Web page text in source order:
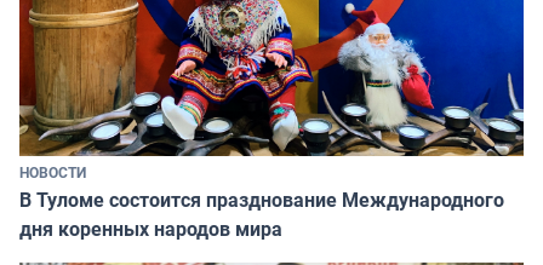
НОВОСТИ
В Туломе состоится празднование Международного
дня коренных народов мира